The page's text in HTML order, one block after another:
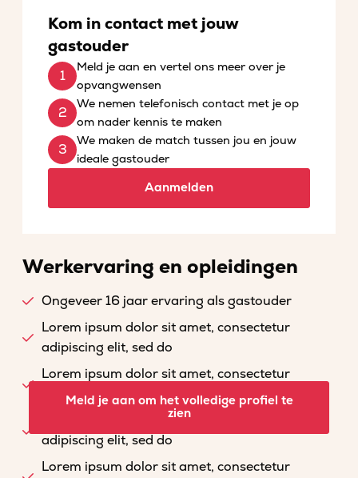
Kom in contact met jouw
gastouder
Meld je aan en vertel ons meer over je
opvangwensen
We nemen telefonisch contact met je op
om nader kennis te maken
We maken de match tussen jou en jouw
ideale gastouder
Aanmelden
Werkervaring en opleidingen
Ongeveer 16 jaar ervaring als gastouder
Lorem ipsum dolor sit amet, consectetur
adipiscing elit, sed do
Lorem ipsum dolor sit amet, consectetur
adipiscing elit, sed do
Lorem ipsum dolor sit amet, consectetur
adipiscing elit, sed do
Lorem ipsum dolor sit amet, consectetur
Meld je aan om het volledige profiel te
zien